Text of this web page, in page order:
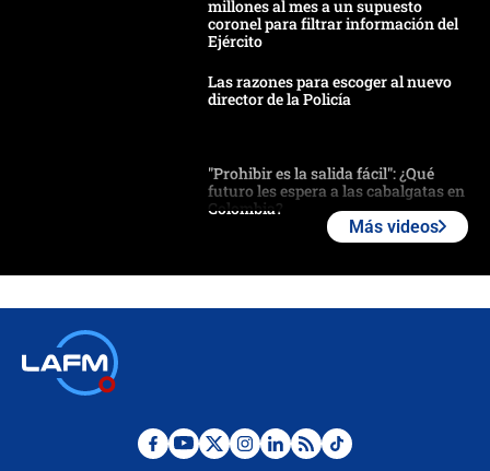
millones al mes a un supuesto
coronel para filtrar información del
Ejército
Las razones para escoger al nuevo
director de la Policía
"Prohibir es la salida fácil": ¿Qué
futuro les espera a las cabalgatas en
Colombia?
Tras su posesión, presidente De la
Más videos